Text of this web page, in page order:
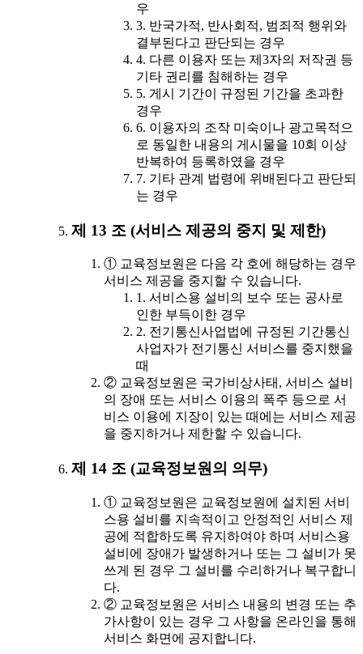
우
3. 반국가적, 반사회적, 범죄적 행위와
결부된다고 판단되는 경우
4. 다른 이용자 또는 제3자의 저작권 등
기타 권리를 침해하는 경우
5. 게시 기간이 규정된 기간을 초과한
경우
6. 이용자의 조작 미숙이나 광고목적으
로 동일한 내용의 게시물을 10회 이상
반복하여 등록하였을 경우
7. 기타 관계 법령에 위배된다고 판단되
는 경우
제 13 조 (서비스 제공의 중지 및 제한)
① 교육정보원은 다음 각 호에 해당하는 경우
서비스 제공을 중지할 수 있습니다.
1. 서비스용 설비의 보수 또는 공사로
인한 부득이한 경우
2. 전기통신사업법에 규정된 기간통신
사업자가 전기통신 서비스를 중지했을
때
② 교육정보원은 국가비상사태, 서비스 설비
의 장애 또는 서비스 이용의 폭주 등으로 서
비스 이용에 지장이 있는 때에는 서비스 제공
을 중지하거나 제한할 수 있습니다.
제 14 조 (교육정보원의 의무)
① 교육정보원은 교육정보원에 설치된 서비
스용 설비를 지속적이고 안정적인 서비스 제
공에 적합하도록 유지하여야 하며 서비스용
설비에 장애가 발생하거나 또는 그 설비가 못
쓰게 된 경우 그 설비를 수리하거나 복구합니
다.
② 교육정보원은 서비스 내용의 변경 또는 추
가사항이 있는 경우 그 사항을 온라인을 통해
서비스 화면에 공지합니다.